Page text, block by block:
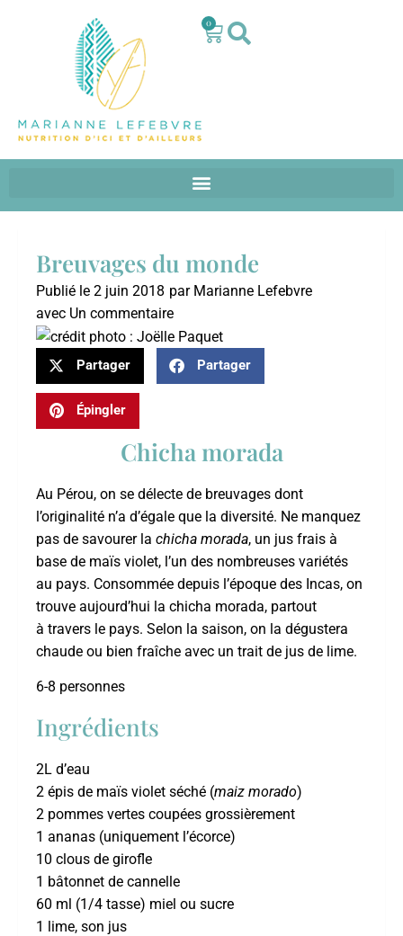
0
Breuvages du monde
Publié le 2 juin 2018 par Marianne Lefebvre
avec Un commentaire
Partager Partager
Épingler
Chicha morada
Au Pérou, on se délecte de breuvages dont
l’originalité n’a d’égale que la diversité. Ne manquez
pas de savourer la chicha morada, un jus frais à
base de maïs violet, l’un des nombreuses variétés
au pays. Consommée depuis l’époque des Incas, on
trouve aujourd’hui la chicha morada, partout
à travers le pays. Selon la saison, on la dégustera
chaude ou bien fraîche avec un trait de jus de lime.
6-8 personnes
Ingrédients
2L d’eau
2 épis de maïs violet séché (maiz morado)
2 pommes vertes coupées grossièrement
1 ananas (uniquement l’écorce)
10 clous de girofle
1 bâtonnet de cannelle
60 ml (1/4 tasse) miel ou sucre
1 lime, son jus